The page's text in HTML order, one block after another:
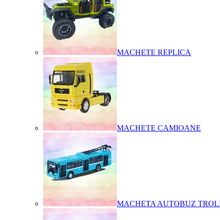
MACHETE REPLICA
MACHETE CAMIOANE
MACHETA AUTOBUZ